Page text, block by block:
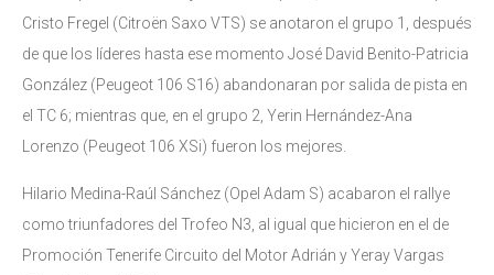
Cristo Fregel (Citroën Saxo VTS) se anotaron el grupo 1, después
de que los líderes hasta ese momento José David Benito-Patricia
González (Peugeot 106 S16) abandonaran por salida de pista en
el TC 6; mientras que, en el grupo 2, Yerin Hernández-Ana
Lorenzo (Peugeot 106 XSi) fueron los mejores.
Hilario Medina-Raúl Sánchez (Opel Adam S) acabaron el rallye
como triunfadores del Trofeo N3, al igual que hicieron en el de
Promoción Tenerife Circuito del Motor Adrián y Yeray Vargas